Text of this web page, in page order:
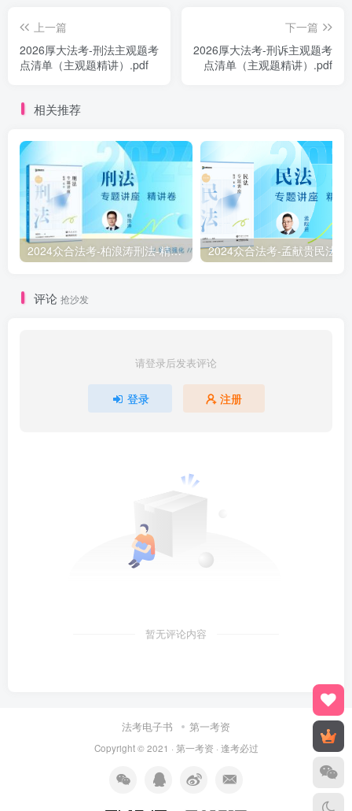
上一篇
2026厚大法考-刑法主观题考
点清单（主观题精讲）.pdf
下一篇
2026厚大法考-刑诉主观题考
点清单（主观题精讲）.pdf
相关推荐
2024众合法考-柏浪涛刑法-精讲卷pdf电子版（附视频1-76全）
评论 抢沙发
请登录后发表评论
登录 注册
暂无评论内容
法考电子书 第一考资
Copyright © 2021 · 第一考资 · 逢考必过